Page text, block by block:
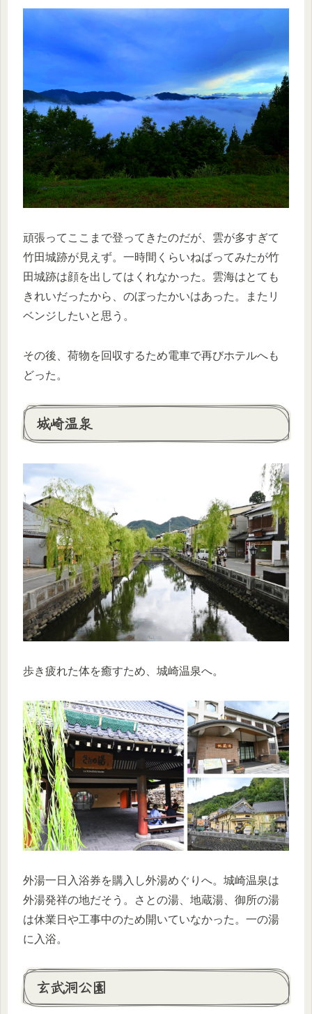
頑張ってここまで登ってきたのだが、雲が多すぎて
竹田城跡が見えず。一時間くらいねばってみたが竹
田城跡は顔を出してはくれなかった。雲海はとても
きれいだったから、のぼったかいはあった。またリ
ベンジしたいと思う。
その後、荷物を回収するため電車で再びホテルへも
どった。
城崎温泉
歩き疲れた体を癒すため、城崎温泉へ。
外湯一日入浴券を購入し外湯めぐりへ。城崎温泉は
外湯発祥の地だそう。さとの湯、地蔵湯、御所の湯
は休業日や工事中のため開いていなかった。一の湯
に入浴。
玄武洞公園